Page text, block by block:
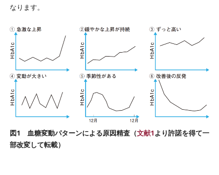
なります。
図1 血糖変動パターンによる原因精査（文献1より許諾を得て一
部改変して転載）